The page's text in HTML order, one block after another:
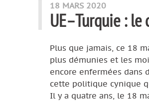
18 MARS 2020
UE–Turquie : le
Plus que jamais, ce 18
plus démunies et les
encore enfermées dans
cette politique cynique
Il y a quatre ans, le 18